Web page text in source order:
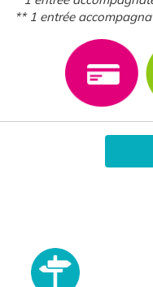
** 1 entrée